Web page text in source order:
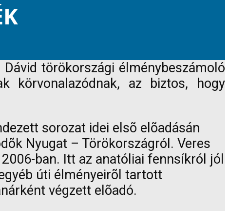
törökországi élménybeszámoló
körvonalazódnak, az biztos, hogy
sorozat idei elsõ elõadásán
Nyugat – Törökországról. Veres
ban. Itt az anatóliai fennsíkról jól
úti élményeirõl tartott
végzett elõadó.